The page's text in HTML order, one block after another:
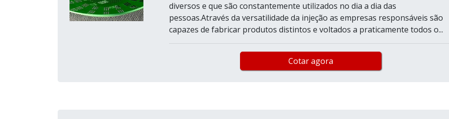
diversos e que são constantemente utilizados no dia a dia das
pessoas.Através da versatilidade da injeção as empresas responsáveis são
capazes de fabricar produtos distintos e voltados a praticamente todos o...
Cotar agora